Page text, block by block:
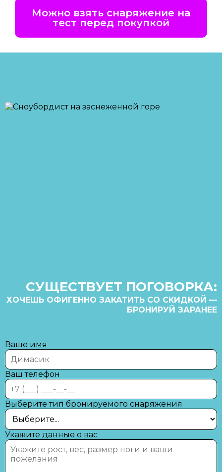
Можно взять снаряжение на
тест перед покупкой
СУЩЕСТВУЕТ ПОГОВОРКА:
ХОЧЕШЬ ОФИГЕННО ЗАКАТИТЬ СО СКИДКОЙ —
БРОНИРУЙ ЗАРАНЕЕ
Ваше имя
Ваш телефон
Выберите тип бронируемого снаряжения
Укажите данные о вас